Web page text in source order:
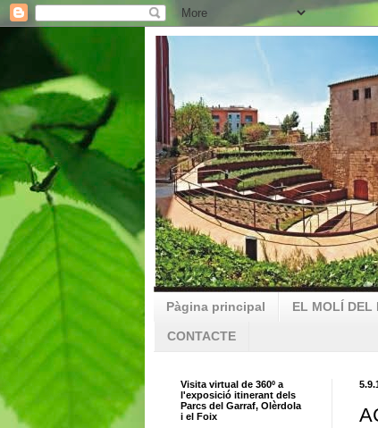
Pàgina principal EL MOLÍ DEL
CONTACTE
Visita virtual de 360º a
l'exposició itinerant dels
Parcs del Garraf, Olèrdola
i el Foix